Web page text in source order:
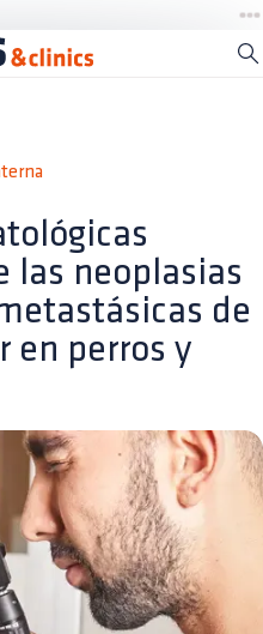
las neoplasias
de
en perros y